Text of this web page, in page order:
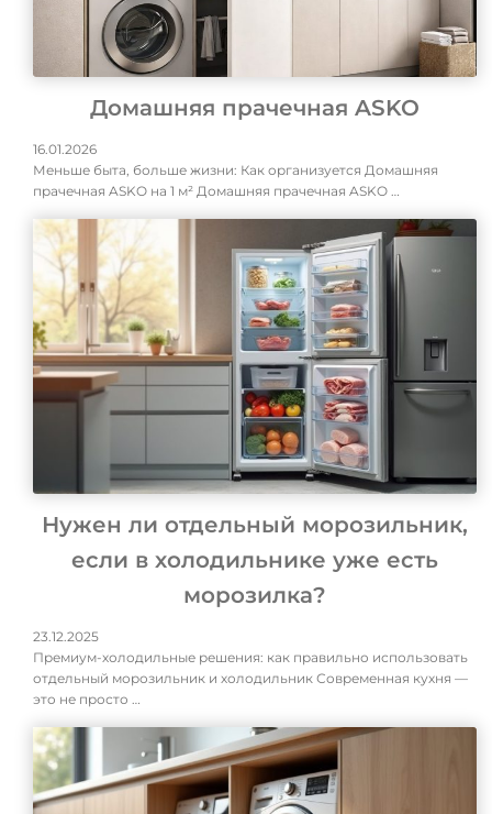
Домашняя прачечная ASKO
16.01.2026
Меньше быта, больше жизни: Как организуется Домашняя
прачечная ASKO на 1 м² Домашняя прачечная ASKO …
Нужен ли отдельный морозильник,
если в холодильнике уже есть
морозилка?
23.12.2025
Премиум-холодильные решения: как правильно использовать
отдельный морозильник и холодильник Современная кухня —
это не просто …